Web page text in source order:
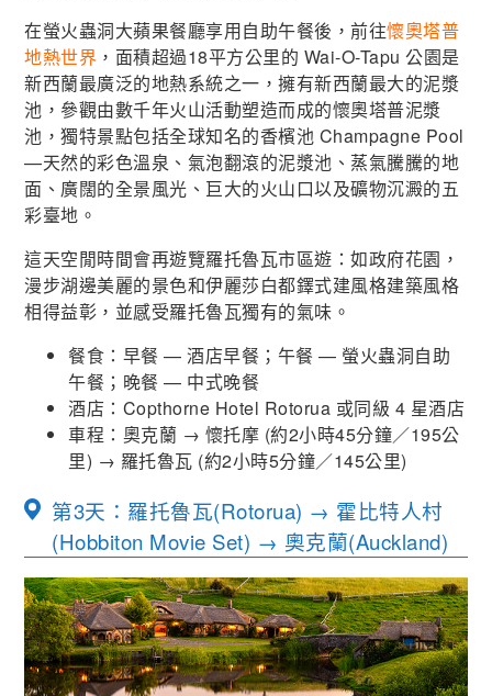
在螢火蟲洞大蘋果餐廳享用自助午餐後，前往懷奧塔普
地熱世界 ，面積超過18平方公里的 Wai-O-Tapu 公園是
新西蘭最廣泛的地熱系統之一，擁有新西蘭最大的泥漿
池，參觀由數千年火山活動塑造而成的懷奧塔普泥漿
池，獨特景點包括全球知名的香檳池 Champagne Pool
—天然的彩色溫泉、氣泡翻滾的泥漿池、蒸氣騰騰的地
面、廣闊的全景風光、巨大的火山口以及礦物沉澱的五
彩臺地。
這天空閒時間會再遊覽羅托魯瓦市區遊：如政府花園，
漫步湖邊美麗的景色和伊麗莎白都鐸式建風格建築風格
相得益彰，並感受羅托魯瓦獨有的氣味。
餐食：早餐 — 酒店早餐；午餐 — 螢火蟲洞自助
午餐；晚餐 — 中式晚餐
酒店：Copthorne Hotel Rotorua 或同級 4 星酒店
車程：奧克蘭 → 懷托摩 (約2小時45分鐘／195公
里) → 羅托魯瓦 (約2小時5分鐘／145公里)
第3天：羅托魯瓦(Rotorua) → 霍比特人村
(Hobbiton Movie Set) → 奧克蘭(Auckland)